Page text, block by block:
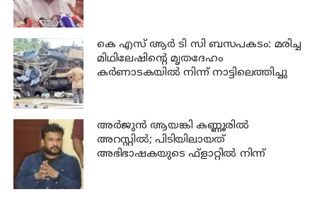
കെ എസ് ആര്‍ ടി സി ബസപകടം: മരിച്ച
മിഥിലേഷിന്റെ മൃതദേഹം
കര്‍ണാടകയില്‍ നിന്ന് നാട്ടിലെത്തിച്ചു
അര്‍ജുന്‍ ആയങ്കി കണ്ണൂരില്‍
അറസ്റ്റില്‍; പിടിയിലായത്
അഭിഭാഷകയുടെ ഫ്‌ളാറ്റില്‍ നിന്ന്